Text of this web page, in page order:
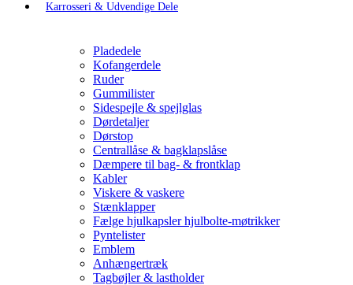
Karrosseri & Udvendige Dele
Pladedele
Kofangerdele
Ruder
Gummilister
Sidespejle & spejlglas
Dørdetaljer
Dørstop
Centrallåse & bagklapslåse
Dæmpere til bag- & frontklap
Kabler
Viskere & vaskere
Stænklapper
Fælge hjulkapsler hjulbolte-møtrikker
Pyntelister
Emblem
Anhængertræk
Tagbøjler & lastholder